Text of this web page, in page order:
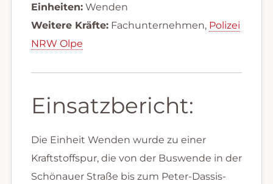
Einheiten:Wenden
Weitere Kräfte:Fachunternehmen, Polizei
NRW Olpe
Einsatzbericht:
Die Einheit Wenden wurde zu einer
Kraftstoffspur, die von der Buswende in der
Schönauer Straße bis zum Peter-Dassis-